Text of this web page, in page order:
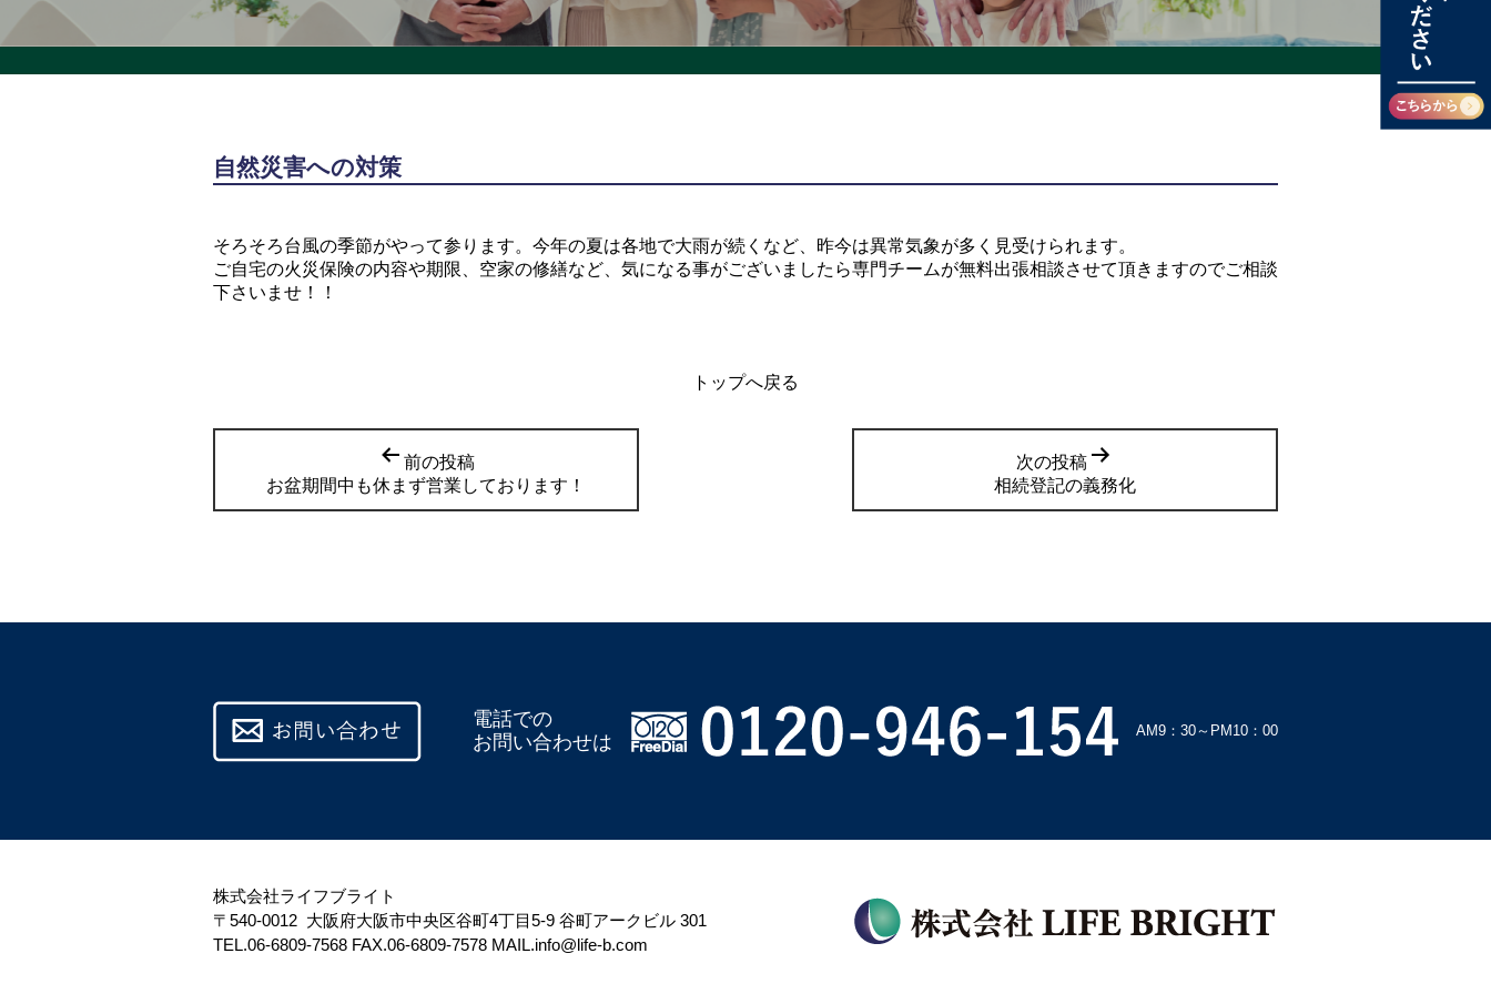
自然災害への対策
そろそろ台風の季節がやって参ります。今年の夏は各地で大雨が続くなど、昨今は異常気象が多く見受けられます。
ご自宅の火災保険の内容や期限、空家の修繕など、気になる事がございましたら専門チームが無料出張相談させて頂きますのでご相談
下さいませ！！
トップへ戻る
前の投稿
お盆期間中も休まず営業しております！
次の投稿
相続登記の義務化
電話での
お問い合わせは
AM9：30～PM10：00
株式会社ライフブライト
〒540-0012 大阪府大阪市中央区谷町4丁目5-9 谷町アークビル 301
TEL.06-6809-7568 FAX.06-6809-7578 MAIL.info@life-b.com